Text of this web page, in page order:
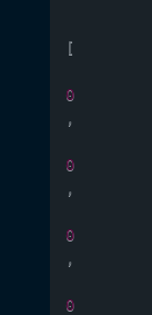
[
0
,
0
,
0
,
0